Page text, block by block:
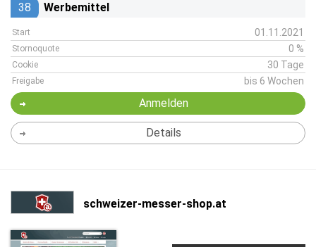
38 Werbemittel
Start 01.11.2021
Stornoquote 0 %
Cookie 30 Tage
Freigabe bis 6 Wochen
Anmelden
Details
schweizer-messer-shop.at